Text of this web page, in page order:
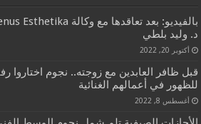
د. وليد بلطي
أكتوبر 20, 2022
قبل ظافر العابدين مع زوجته.. نجوم اختاروا
للظهور في أعمالهم الغنائية
أغسطس 8, 2022